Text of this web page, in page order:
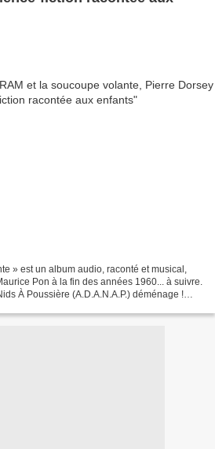
» est un album audio, raconté et musical,
Pon à la fin des années 1960... à suivre.
À Poussière (A.D.A.N.A.P.) déménage !